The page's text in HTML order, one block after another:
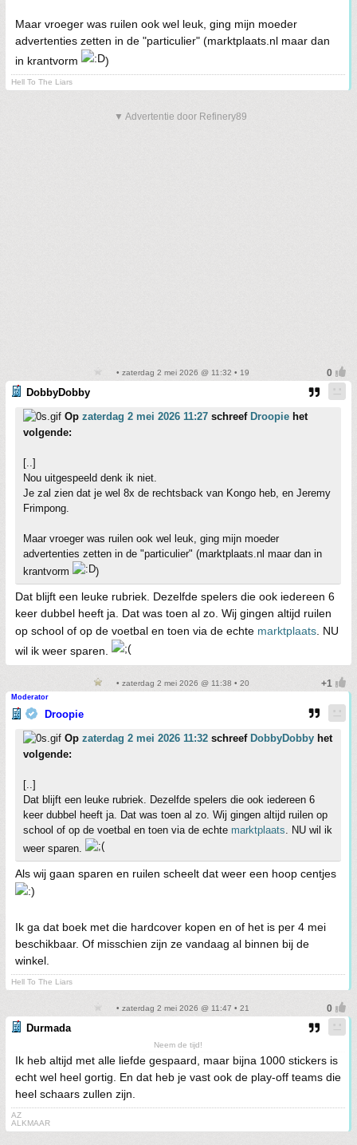
Maar vroeger was ruilen ook wel leuk, ging mijn moeder
advertenties zetten in de "particulier" (marktplaats.nl maar dan
in krantvorm
)
Hell To The Liars
▼ Advertentie door Refinery89
• zaterdag 2 mei 2026 @ 11:32 • 19
DobbyDobby
Op zaterdag 2 mei 2026 11:27 schreef Droopie het
volgende:
[..]
Nou uitgespeeld denk ik niet.
Je zal zien dat je wel 8x de rechtsback van Kongo heb, en Jeremy
Frimpong.
Maar vroeger was ruilen ook wel leuk, ging mijn moeder
advertenties zetten in de "particulier" (marktplaats.nl maar dan in
krantvorm
)
Dat blijft een leuke rubriek. Dezelfde spelers die ook iedereen 6
keer dubbel heeft ja. Dat was toen al zo. Wij gingen altijd ruilen
op school of op de voetbal en toen via de echte marktplaats. NU
wil ik weer sparen.
• zaterdag 2 mei 2026 @ 11:38 • 20
Moderator
Droopie
Op zaterdag 2 mei 2026 11:32 schreef DobbyDobby het
volgende:
[..]
Dat blijft een leuke rubriek. Dezelfde spelers die ook iedereen 6
keer dubbel heeft ja. Dat was toen al zo. Wij gingen altijd ruilen op
school of op de voetbal en toen via de echte marktplaats. NU wil ik
weer sparen.
Als wij gaan sparen en ruilen scheelt dat weer een hoop centjes
Ik ga dat boek met die hardcover kopen en of het is per 4 mei
beschikbaar. Of misschien zijn ze vandaag al binnen bij de
winkel.
Hell To The Liars
• zaterdag 2 mei 2026 @ 11:47 • 21
Durmada
Neem de tijd!
Ik heb altijd met alle liefde gespaard, maar bijna 1000 stickers is
echt wel heel gortig. En dat heb je vast ook de play-off teams die
heel schaars zullen zijn.
AZ
ALKMAAR